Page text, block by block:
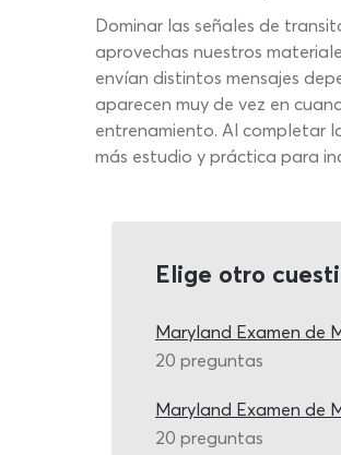
Dominar las señales de
aprovechas nuestros
envían distintos mensajes
aparecen muy de vez en
entrenamiento. Al completar
más estudio y práctica para
Elige otro
Maryland Examen de
20 preguntas
Maryland Examen de
20 preguntas